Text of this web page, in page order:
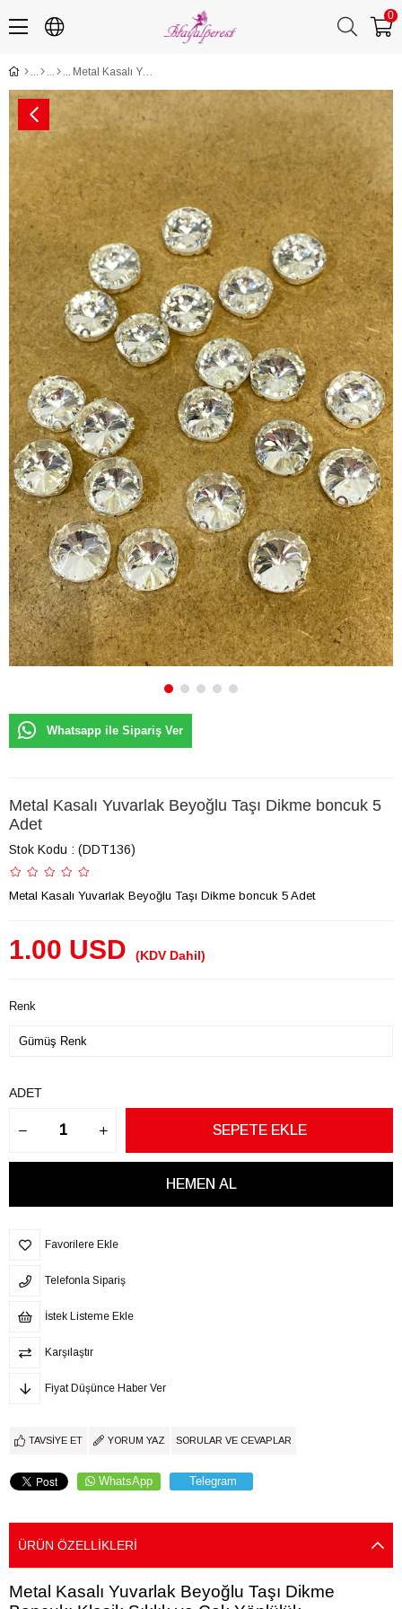
0
Metal Kasalı Yuvarlak Beyoğlu Taşı Dikme boncuk 5 Adet
Whatsapp ile Sipariş Ver
Metal Kasalı Yuvarlak Beyoğlu Taşı Dikme boncuk 5
Adet
Stok Kodu (DDT136)
Metal Kasalı Yuvarlak Beyoğlu Taşı Dikme boncuk 5 Adet
1.00 USD (KDV Dahil)
Renk
ADET
Favorilere Ekle
Telefonla Sipariş
İstek Listeme Ekle
Karşılaştır
Fiyat Düşünce Haber Ver
TAVSIYE ET YORUM YAZ SORULAR VE CEVAPLAR
WhatsApp Telegram
ÜRÜN ÖZELLIKLERI
Metal Kasalı Yuvarlak Beyoğlu Taşı Dikme